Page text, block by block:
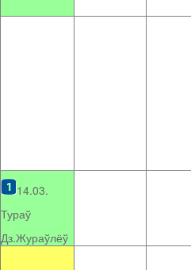
14.03.
Тураў
Дз.Жураўлёў